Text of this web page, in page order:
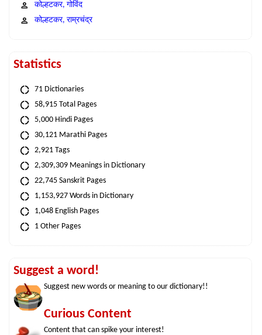
कोल्हटकर, गोविंद
कोल्हटकर, राम्रचंद्र
Statistics
71 Dictionaries
58,915 Total Pages
5,000 Hindi Pages
30,121 Marathi Pages
2,921 Tags
2,309,309 Meanings in Dictionary
22,745 Sanskrit Pages
1,153,927 Words in Dictionary
1,048 English Pages
1 Other Pages
Suggest a word!
Suggest new words or meaning to our dictionary!!
Curious Content
Content that can spike your interest!